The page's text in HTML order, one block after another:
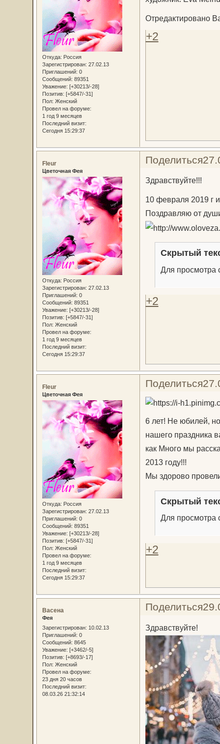
Откуда: Россия
Зарегистрирован: 27.02.13
Приглашений: 0
Сообщений: 89351
Уважение: [+30213/-28]
Позитив: [+5847/-31]
Пол: Женский
Провел на форуме:
1 год 9 месяцев
Последний визит:
Сегодня 15:29:37
Отредактировано
+2
Поделиться
Fleur
Цветочная Фея
Откуда: Россия
Зарегистрирован: 27.02.13
Приглашений: 0
Сообщений: 89351
Уважение: [+30213/-28]
Позитив: [+5847/-31]
Пол: Женский
Провел на форуме:
1 год 9 месяцев
Последний визит:
Сегодня 15:29:37
Здравствуйте!!!
10 февраля 2019 г
Поздравляю от
Скрытый
Для просмотра
+2
Поделиться
Fleur
Цветочная Фея
Откуда: Россия
Зарегистрирован: 27.02.13
Приглашений: 0
Сообщений: 89351
Уважение: [+30213/-28]
Позитив: [+5847/-31]
Пол: Женский
Провел на форуме:
1 год 9 месяцев
Последний визит:
Сегодня 15:29:37
6 лет! Не юбилей,
нашего праздника
как Много мы
2013 году!!!
Мы здорово
Скрытый
Для просмотра
+2
Поделиться
Васена
Фея
Зарегистрирован: 10.02.13
Приглашений: 0
Сообщений: 8645
Уважение: [+3462/-5]
Позитив: [+8693/-17]
Пол: Женский
Провел на форуме:
23 дня 20 часов
Последний визит:
08.03.26 21:32:14
Здравствуйте!